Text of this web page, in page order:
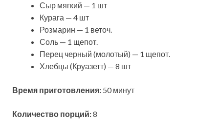
Сыр мягкий — 1 шт
Курага — 4 шт
Розмарин — 1 веточ.
Соль — 1 щепот.
Перец черный (молотый) — 1 щепот.
Хлебцы (Круазетт) — 8 шт
Время приготовления: 50 минут
Количество порций:8